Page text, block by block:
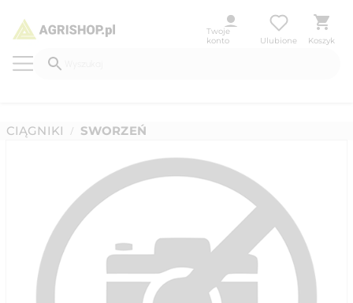
Twoje
konto
Ulubione Koszyk
CIĄGNIKI / SWORZEŃ